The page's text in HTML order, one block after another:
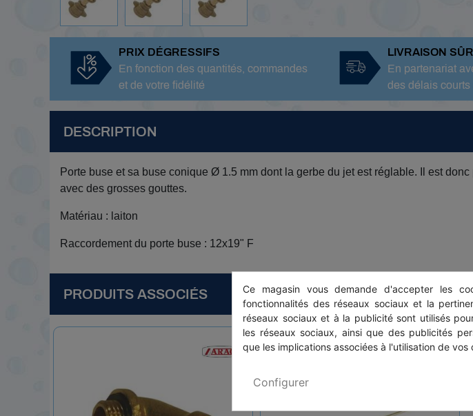
PRIX DÉGRESSIFS
En fonction des quantités, commandes
et de votre fidélité
LIVRAISON
En partenariat
des délais courts
DESCRIPTION
Porte buse et sa buse conique Ø 1.5 mm dont la gerbe du jet est réglable. Il est
avec des grosses gouttes.
Matériau : laiton
Raccordement du porte buse : 12x19" F
PRODUITS ASSOCIÉS
Ce magasin vous demande d'accepter les
fonctionnalités des réseaux sociaux et la
réseaux sociaux et à la publicité sont utilisés
les réseaux sociaux, ainsi que des publicités
que les implications associées à l'utilisation de vos
Configurer